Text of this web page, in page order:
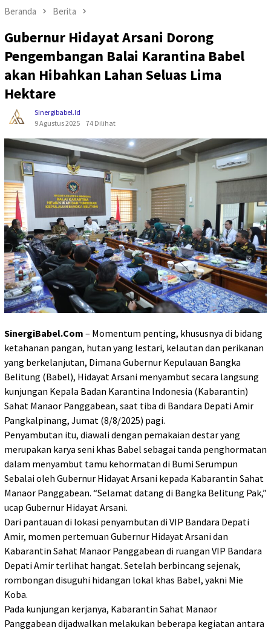
Beranda Berita
Gubernur Hidayat Arsani Dorong
Pengembangan Balai Karantina Babel
akan Hibahkan Lahan Seluas Lima
Hektare
Sinergibabel.id
9 Agustus 2025
74 Dilihat
SinergiBabel.Com – Momentum penting, khususnya di bidang
ketahanan pangan, hutan yang lestari, kelautan dan perikanan
yang berkelanjutan, Dimana Gubernur Kepulauan Bangka
Belitung (Babel), Hidayat Arsani menyambut secara langsung
kunjungan Kepala Badan Karantina Indonesia (Kabarantin)
Sahat Manaor Panggabean, saat tiba di Bandara Depati Amir
Pangkalpinang, Jumat (8/8/2025) pagi.
Penyambutan itu, diawali dengan pemakaian destar yang
merupakan karya seni khas Babel sebagai tanda penghormatan
dalam menyambut tamu kehormatan di Bumi Serumpun
Sebalai oleh Gubernur Hidayat Arsani kepada Kabarantin Sahat
Manaor Panggabean. “Selamat datang di Bangka Belitung Pak,”
ucap Gubernur Hidayat Arsani.
Dari pantauan di lokasi penyambutan di VIP Bandara Depati
Amir, momen pertemuan Gubernur Hidayat Arsani dan
Kabarantin Sahat Manaor Panggabean di ruangan VIP Bandara
Depati Amir terlihat hangat. Setelah berbincang sejenak,
rombongan disuguhi hidangan lokal khas Babel, yakni Mie
Koba.
Pada kunjungan kerjanya, Kabarantin Sahat Manaor
Panggabean dijadwalkan melakukan beberapa kegiatan antara